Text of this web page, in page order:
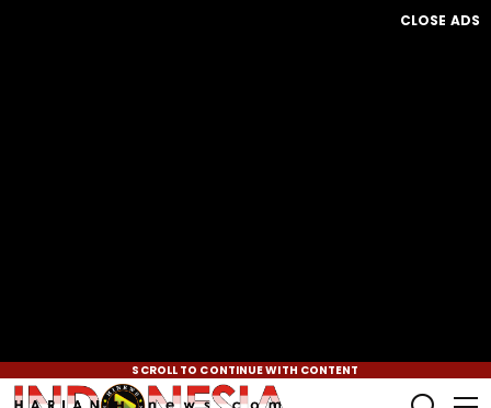
CLOSE ADS
SCROLL TO CONTINUE WITH CONTENT